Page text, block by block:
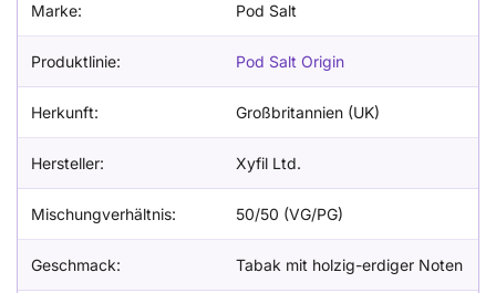
Marke: Pod Salt
Produktlinie: Pod Salt Origin
Herkunft: Großbritannien (UK)
Hersteller: Xyfil Ltd.
Mischungverhältnis: 50/50 (VG/PG)
Geschmack: Tabak mit holzig-erdiger Noten